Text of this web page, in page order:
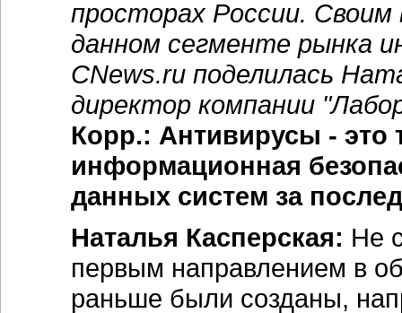
просторах России.
данном сегменте рынка
CNews.ru поделилась
директор компании
Корр.: Антивирусы - это
информационная
данных систем за
Наталья Касперская: Не
первым направлением в
раньше были созданы,